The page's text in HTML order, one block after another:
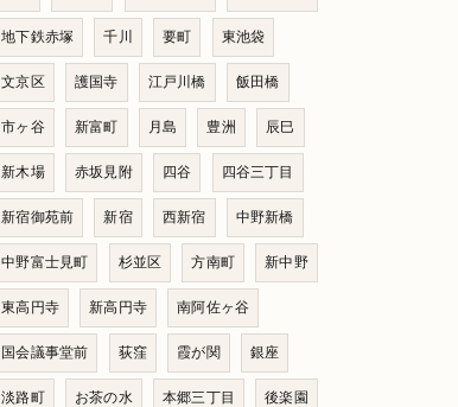
地下鉄赤塚 千川 要町 東池袋
文京区 護国寺 江戸川橋 飯田橋
市ヶ谷 新富町 月島 豊洲 辰巳
新木場 赤坂見附 四谷 四谷三丁目
新宿御苑前 新宿 西新宿 中野新橋
中野富士見町 杉並区 方南町 新中野
東高円寺 新高円寺 南阿佐ヶ谷
国会議事堂前 荻窪 霞が関 銀座
淡路町 お茶の水 本郷三丁目 後楽園